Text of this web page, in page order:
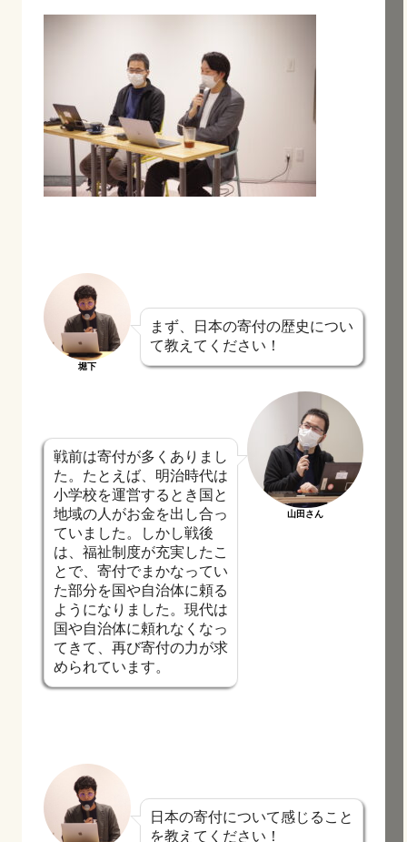
堀下
まず、日本の寄付の歴史につい
て教えてください！
戦前は寄付が多くありまし
た。たとえば、明治時代は
小学校を運営するとき国と
地域の人がお金を出し合っ
ていました。しかし戦後
は、福祉制度が充実したこ
とで、寄付でまかなってい
た部分を国や自治体に頼る
ようになりました。 現代は
国や自治体に頼れなくなっ
てきて、再び寄付の力が求
められています。
山田さん
日本の寄付について感じること
を教えてください！